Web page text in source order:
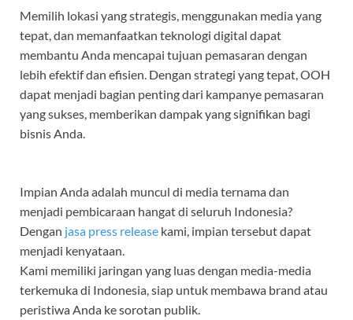
Memilih lokasi yang strategis, menggunakan media yang
tepat, dan memanfaatkan teknologi digital dapat
membantu Anda mencapai tujuan pemasaran dengan
lebih efektif dan efisien. Dengan strategi yang tepat, OOH
dapat menjadi bagian penting dari kampanye pemasaran
yang sukses, memberikan dampak yang signifikan bagi
bisnis Anda.
Impian Anda adalah muncul di media ternama dan
menjadi pembicaraan hangat di seluruh Indonesia?
Dengan jasa press release kami, impian tersebut dapat
menjadi kenyataan.
Kami memiliki jaringan yang luas dengan media-media
terkemuka di Indonesia, siap untuk membawa brand atau
peristiwa Anda ke sorotan publik.